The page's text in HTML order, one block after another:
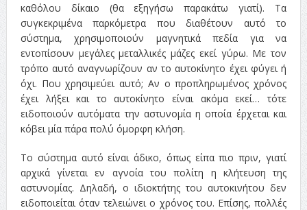
καθόλου δίκαιο (θα εξηγήσω παρακάτω γιατί). Τα
συγκεκριμένα παρκόμετρα που διαθέτουν αυτό το
σύστημα, χρησιμοποιούν μαγνητικά πεδία για να
εντοπίσουν μεγάλες μεταλλικές μάζες εκεί γύρω. Με τον
τρόπο αυτό αναγνωρίζουν αν το αυτοκίνητο έχει φύγει ή
όχι. Που χρησιμεύει αυτό; Αν ο προπληρωμένος χρόνος
έχει λήξει και το αυτοκίνητο είναι ακόμα εκεί… τότε
ειδοποιούν αυτόματα την αστυνομία η οποία έρχεται και
κόβει μία πάρα πολύ όμορφη κλήση.
Το σύστημα αυτό είναι άδικο, όπως είπα πιο πριν, γιατί
αρχικά γίνεται εν αγνοία του πολίτη η κλήτευση της
αστυνομίας. Δηλαδή, ο ιδιοκτήτης του αυτοκινήτου δεν
ειδοποιείται όταν τελειώνει ο χρόνος του. Επίσης, πολλές